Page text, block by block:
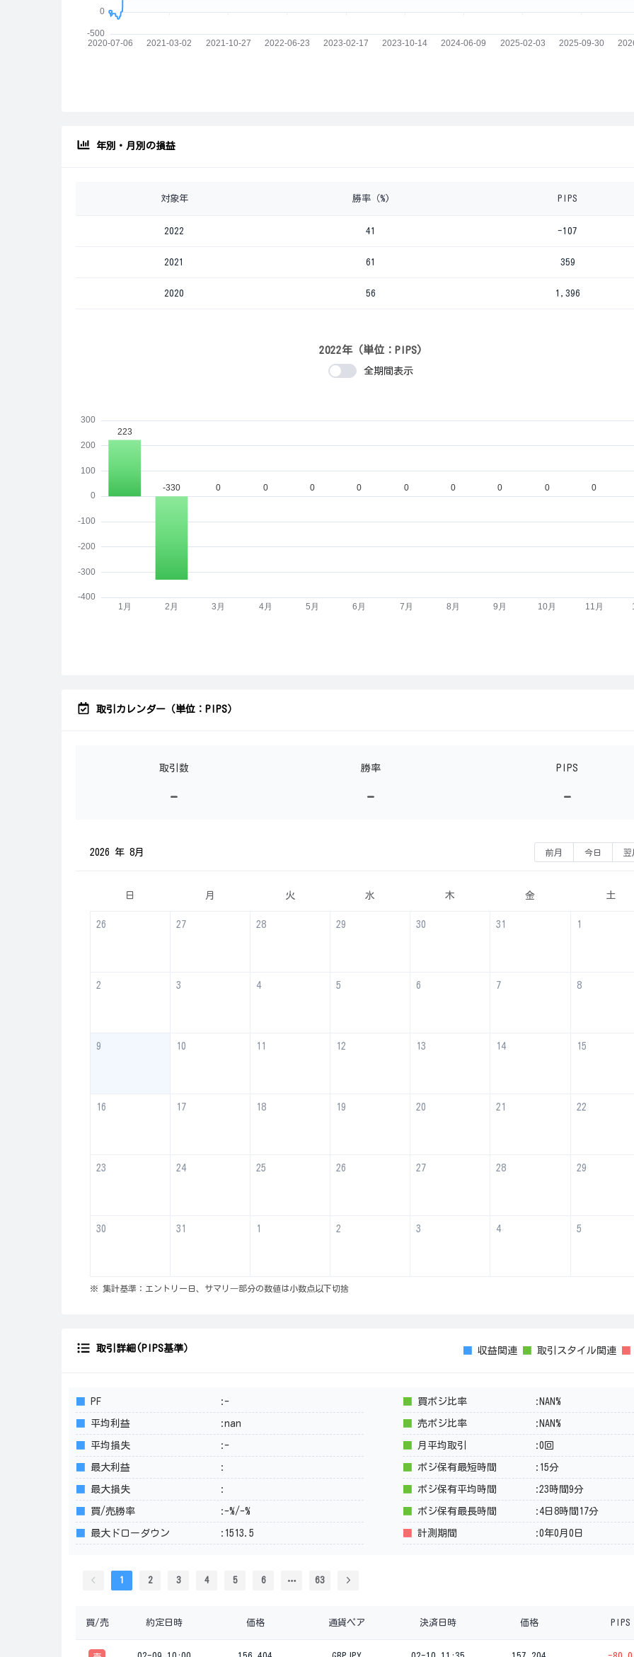
年別・月別の損益
対象年 勝率（%) PIPS
2022 41 -107
2021 61 359
2020 56 1,396
2022年（単位：PIPS)
全期間表示
取引カレンダー（単位：PIPS）
取引数
-
勝率
-
PIPS
-
2026 年 8月 前月 今日 翌
日 月 火 水 木 金 土
26 27 28 29 30 31 1
2 3 4 5 6 7 8
9 10 11 12 13 14 15
16 17 18 19 20 21 22
23 24 25 26 27 28 29
30 31 1 2 3 4 5
※ 集計基準：エントリー日、サマリ―部分の数値は小数点以下切捨
取引詳細(PIPS基準） 収益関連 取引スタイル関連
PF :-
平均利益 :nan
平均損失 :-
最大利益 :
最大損失 :
買/売勝率 :-%/-%
最大ドローダウン :1513.5
買ポジ比率 :NAN%
売ポジ比率 :NAN%
月平均取引 :0回
ポジ保有最短時間 :15分
ポジ保有平均時間 :23時間9分
ポジ保有最長時間 :4日8時間17分
計測期間 :0年0月0日
1 2 3 4 5 6 63
買/売 約定日時 価格 通貨ペア 決済日時 価格 PIPS